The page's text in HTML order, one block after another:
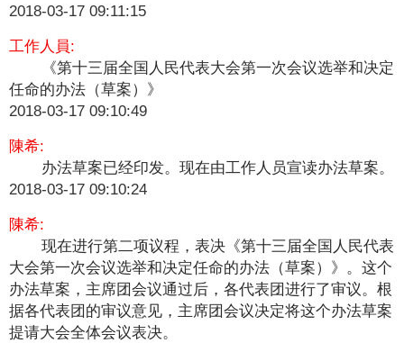
2018-03-17 09:11:15
工作人員:
《第十三届全国人民代表大会第一次会议选举和决定
任命的办法（草案）》
2018-03-17 09:10:49
陳希:
办法草案已经印发。现在由工作人员宣读办法草案。
2018-03-17 09:10:24
陳希:
现在进行第二项议程，表决《第十三届全国人民代表
大会第一次会议选举和决定任命的办法（草案）》。这个
办法草案，主席团会议通过后，各代表团进行了审议。根
据各代表团的审议意见，主席团会议决定将这个办法草案
提请大会全体会议表决。